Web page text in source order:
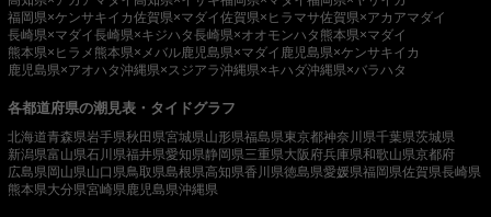
福岡県×ケンサキイカ佐賀県×マダイ佐賀県×ヒラマサ佐賀県×アカアマダイ
長崎県×マダイ長崎県×キジハタ長崎県×オオモンハタ 熊本県×マダイ
熊本県×ヒラメ 熊本県×メバル鹿児島県×マダイ 鹿児島県×ケンサキイカ
鹿児島県×アオハタ沖縄県×スジアラ沖縄県×キハダ沖縄県×バラハタ
各都道府県の潮見表・タイドグラフ
北海道青森県岩手県秋田県宮城県山形県福島県東京都神奈川県千葉県茨城県
新潟県富山県石川県福井県愛知県静岡県三重県大阪府兵庫県和歌山県京都府
広島県岡山県山口県鳥取県島根県高知県香川県徳島県愛媛県福岡県佐賀県長崎県
熊本県大分県宮崎県鹿児島県沖縄県